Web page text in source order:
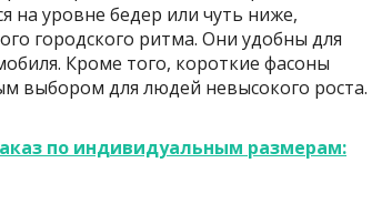
на уровне бедер или чуть ниже,
городского ритма. Они удобны для
Кроме того, короткие фасоны
выбором для людей невысокого роста.
по индивидуальным размерам: